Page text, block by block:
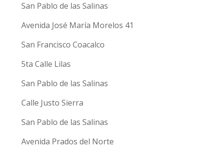
San Pablo de las Salinas
Avenida José María Morelos 41
San Francisco Coacalco
5ta Calle Lilas
San Pablo de las Salinas
Calle Justo Sierra
San Pablo de las Salinas
Avenida Prados del Norte